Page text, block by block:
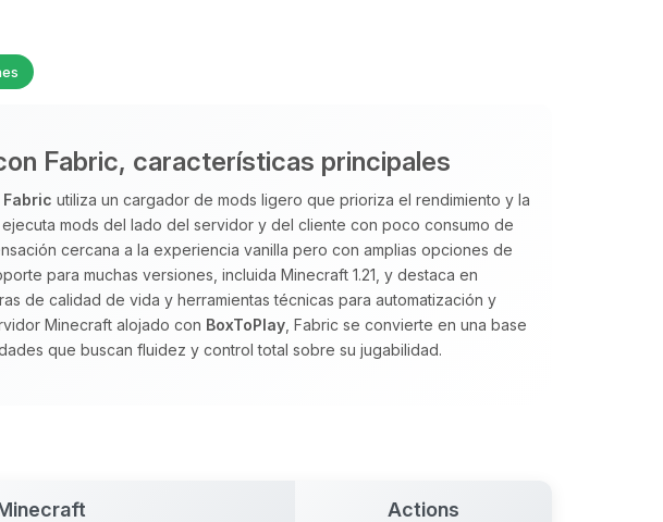
Fabric, características principales
Fabric utiliza un cargador de mods ligero que prioriza el rendimiento y la
mods del lado del servidor y del cliente con poco consumo de
cercana a la experiencia vanilla pero con amplias opciones de
para muchas versiones, incluida Minecraft 1.21, y destaca en
de calidad de vida y herramientas técnicas para automatización y
Minecraft alojado con BoxToPlay , Fabric se convierte en una base
que buscan fluidez y control total sobre su jugabilidad.
Actions